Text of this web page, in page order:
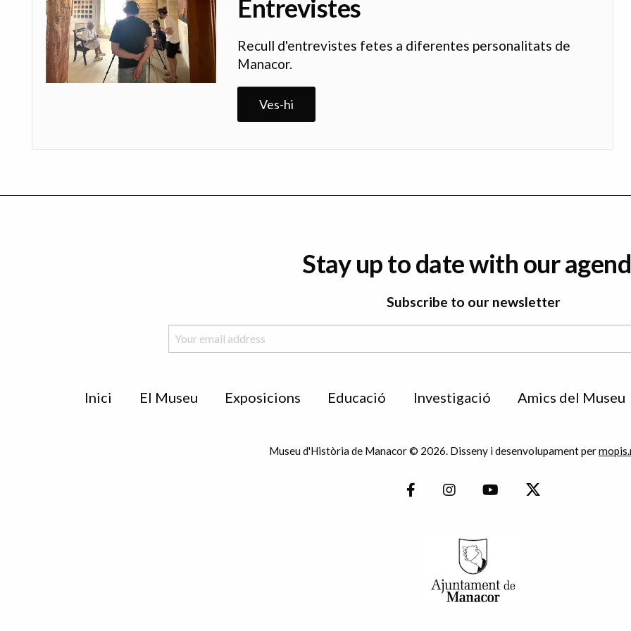
Entrevistes
Recull d'entrevistes fetes a diferentes personalitats de
Manacor.
Ves-hi
Stay up to date with our
Subscribe to our newsletter
Inici El Museu Exposicions Educació Investigació Amics del Museu
Museu d'Història de Manacor © 2026. Disseny i desenvolupament per